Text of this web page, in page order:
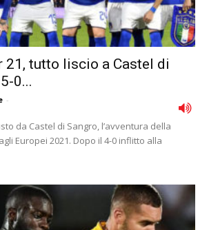
21, tutto liscio a Castel di
0...
-
da Castel di Sangro, l’avventura della
Europei 2021. Dopo il 4-0 inflitto alla